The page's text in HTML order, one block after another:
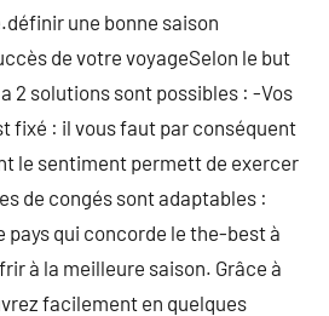
une bonne saison
de votre voyageSelon le but
2 solutions sont possibles : -Vos
fixé : il vous faut par conséquent
le sentiment permett de exercer
de congés sont adaptables :
pays qui concorde le the-best à
à la meilleure saison. Grâce à
facilement en quelques